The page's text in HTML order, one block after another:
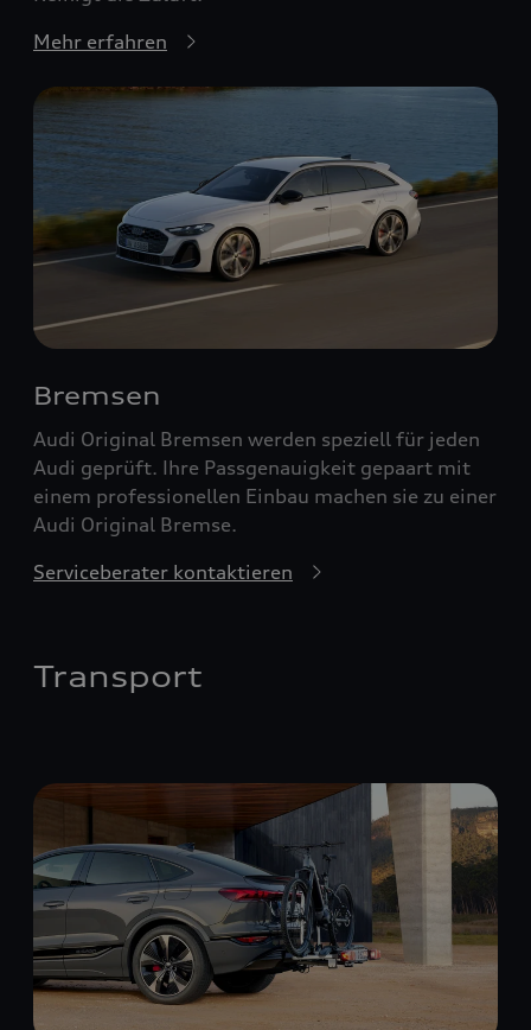
Mehr erfahren
Bremsen
Audi Original Bremsen werden speziell für jeden
Audi geprüft. Ihre Passgenauigkeit gepaart mit
einem professionellen Einbau machen sie zu einer
Audi Original Bremse.
Serviceberater kontaktieren
Transport